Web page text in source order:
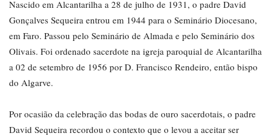
Nascido em Alcantarilha a 28 de julho de 1931, o padre David
Gonçalves Sequeira entrou em 1944 para o Seminário Diocesano,
em Faro. Passou pelo Seminário de Almada e pelo Seminário dos
Olivais. Foi ordenado sacerdote na igreja paroquial de Alcantarilha
a 02 de setembro de 1956 por D. Francisco Rendeiro, então bispo
do Algarve.
Por ocasião da celebração das bodas de ouro sacerdotais, o padre
David Sequeira recordou o contexto que o levou a aceitar ser